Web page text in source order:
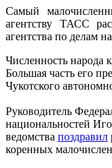
Самый
агентству ТАСС
агентства по делам
Численность народа
Большая часть его
Чукотского
Руководитель
национальностей
ведомства поздравил
коренных